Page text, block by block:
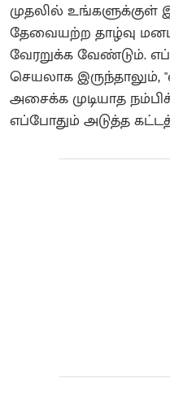
முதலில் உங்களுக்குள்
தேவையற்ற தாழ்வு
வேரறுக்க வேண்டும்.
செயலாக இருந்தாலும்,
அசைக்க முடியாத
எப்போதும் அடுத்த